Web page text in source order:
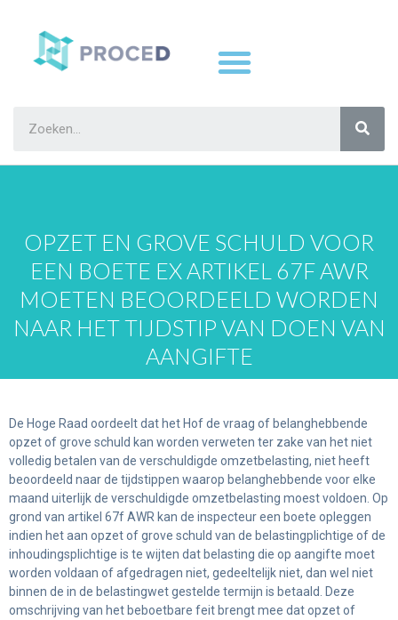
OPZET EN GROVE SCHULD VOOR
EEN BOETE EX ARTIKEL 67F AWR
MOETEN BEOORDEELD WORDEN
NAAR HET TIJDSTIP VAN DOEN VAN
AANGIFTE
De Hoge Raad oordeelt dat het Hof de vraag of belanghebbende
opzet of grove schuld kan worden verweten ter zake van het niet
volledig betalen van de verschuldigde omzetbelasting, niet heeft
beoordeeld naar de tijdstippen waarop belanghebbende voor elke
maand uiterlijk de verschuldigde omzetbelasting moest voldoen. Op
grond van artikel 67f AWR kan de inspecteur een boete opleggen
indien het aan opzet of grove schuld van de belastingplichtige of de
inhoudingsplichtige is te wijten dat belasting die op aangifte moet
worden voldaan of afgedragen niet, gedeeltelijk niet, dan wel niet
binnen de in de belastingwet gestelde termijn is betaald. Deze
omschrijving van het beboetbare feit brengt mee dat opzet of